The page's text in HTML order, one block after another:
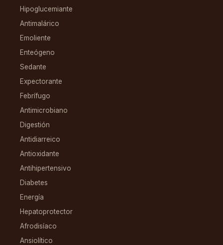
Hipoglucemiante
Antimalárico
Emoliente
Enteógeno
Sedante
Expectorante
Febrífugo
Antimicrobiano
Digestión
Antidiarreico
Antioxidante
Antihipertensivo
Diabetes
Energía
Hepatoprotector
Afrodisíaco
Ansiolítico